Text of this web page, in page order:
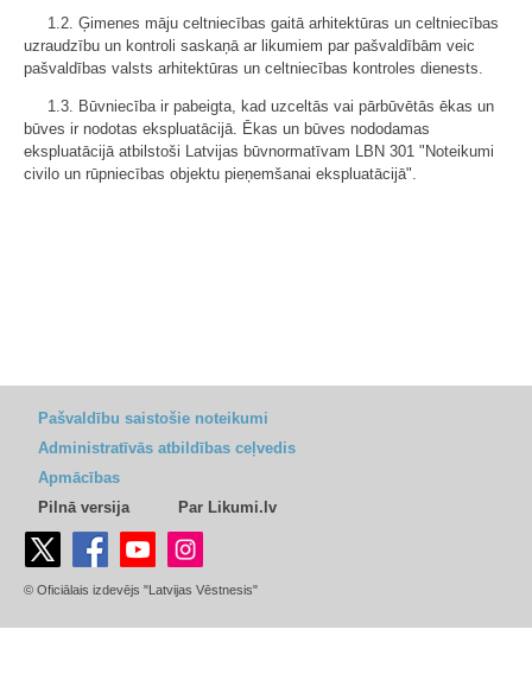
1.2. Ģimenes māju celtniecības gaitā arhitektūras un celtniecības
uzraudzību un kontroli saskaņā ar likumiem par pašvaldībām veic
pašvaldības valsts arhitektūras un celtniecības kontroles dienests.
1.3. Būvniecība ir pabeigta, kad uzceltās vai pārbūvētās ēkas un
būves ir nodotas ekspluatācijā. Ēkas un būves nododamas
ekspluatācijā atbilstoši Latvijas būvnormatīvam LBN 301 "Noteikumi
civilo un rūpniecības objektu pieņemšanai ekspluatācijā".
Pašvaldību saistošie noteikumi
Administratīvās atbildības ceļvedis
Apmācības
Pilnā versija
Par Likumi.lv
© Oficiālais izdevējs "Latvijas Vēstnesis"